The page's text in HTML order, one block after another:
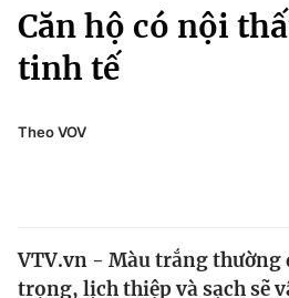
Chuyên mục
Chính trị
Kinh tế
Thể thao
Truyền hình
Y tế
Căn hộ có nội
tinh tế
Theo VOV
VTV.vn - Màu trắng thường
trọng, lịch thiệp và sạch sẽ